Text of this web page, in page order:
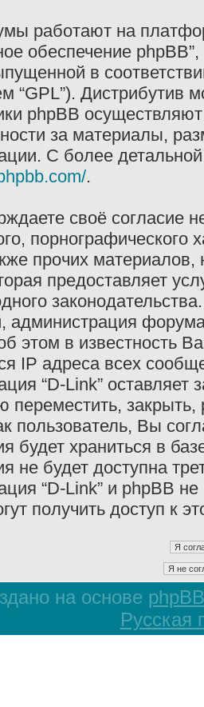
работают на
обеспечение
в
“GPL”). Дистрибутив
phpBB
за материалы,
С более
.
своё согласие
порнографического
прочих
предоставляет
администрация
этом в известность
IP адреса всех
“D-Link”
переместить,
пользователь, Вы
будет храниться в
не будет доступна
“D-Link” и phpBB
получить доступ к
на основе phpBB
Русская